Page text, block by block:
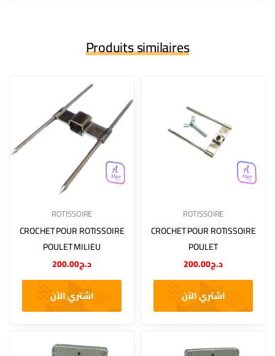
Produits similaires
ROTISSOIRE
CROCHET POUR ROTISSOIRE
POULET MILIEU
د.ج200.00
اشتري الآن
ROTISSOIRE
CROCHET POUR ROTISSOIRE
POULET
د.ج200.00
اشتري الآن